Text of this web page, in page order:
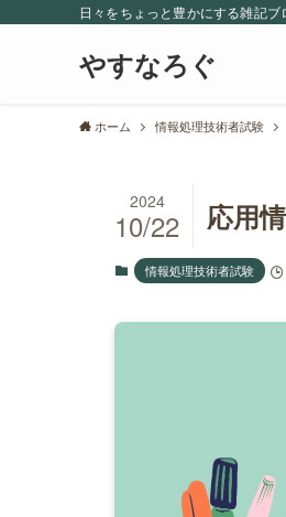
日々をちょっと豊かにする雑記ブ
やすなろぐ
ホーム 情報処理技術者試験
応用
2024
10/22
情報処理技術者試験